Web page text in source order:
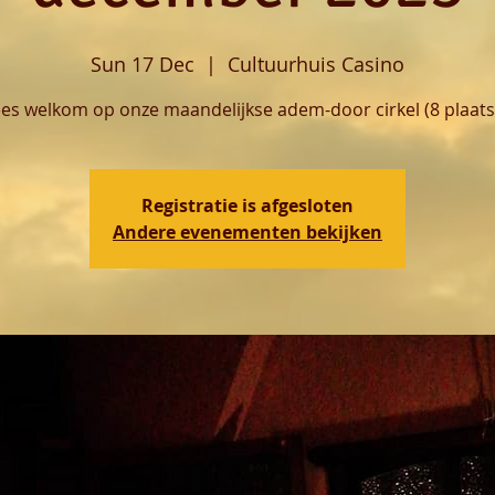
Sun 17 Dec
  |
Cultuurhuis Casino
welkom op onze maandelijkse adem-door cirkel (8
Registratie is afgesloten
Andere evenementen bekijken